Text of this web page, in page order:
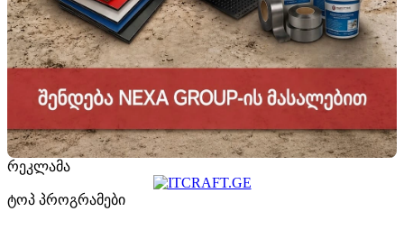
რეკლამა
ტოპ პროგრამები